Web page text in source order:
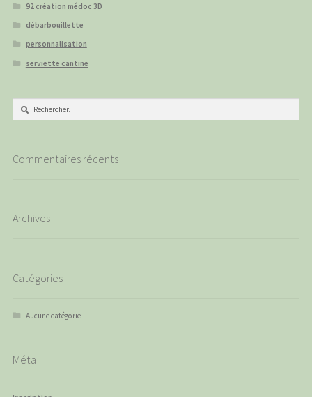
92 création médoc 3D
débarbouillette
personnalisation
serviette cantine
Rechercher :
Commentaires récents
Archives
Catégories
Aucune catégorie
Méta